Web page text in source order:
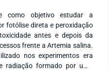
como objetivo estudar a
fotólise direta e peroxidação
antes e depois da
frente a Artemia salina.
nos experimentos era
formado por uma